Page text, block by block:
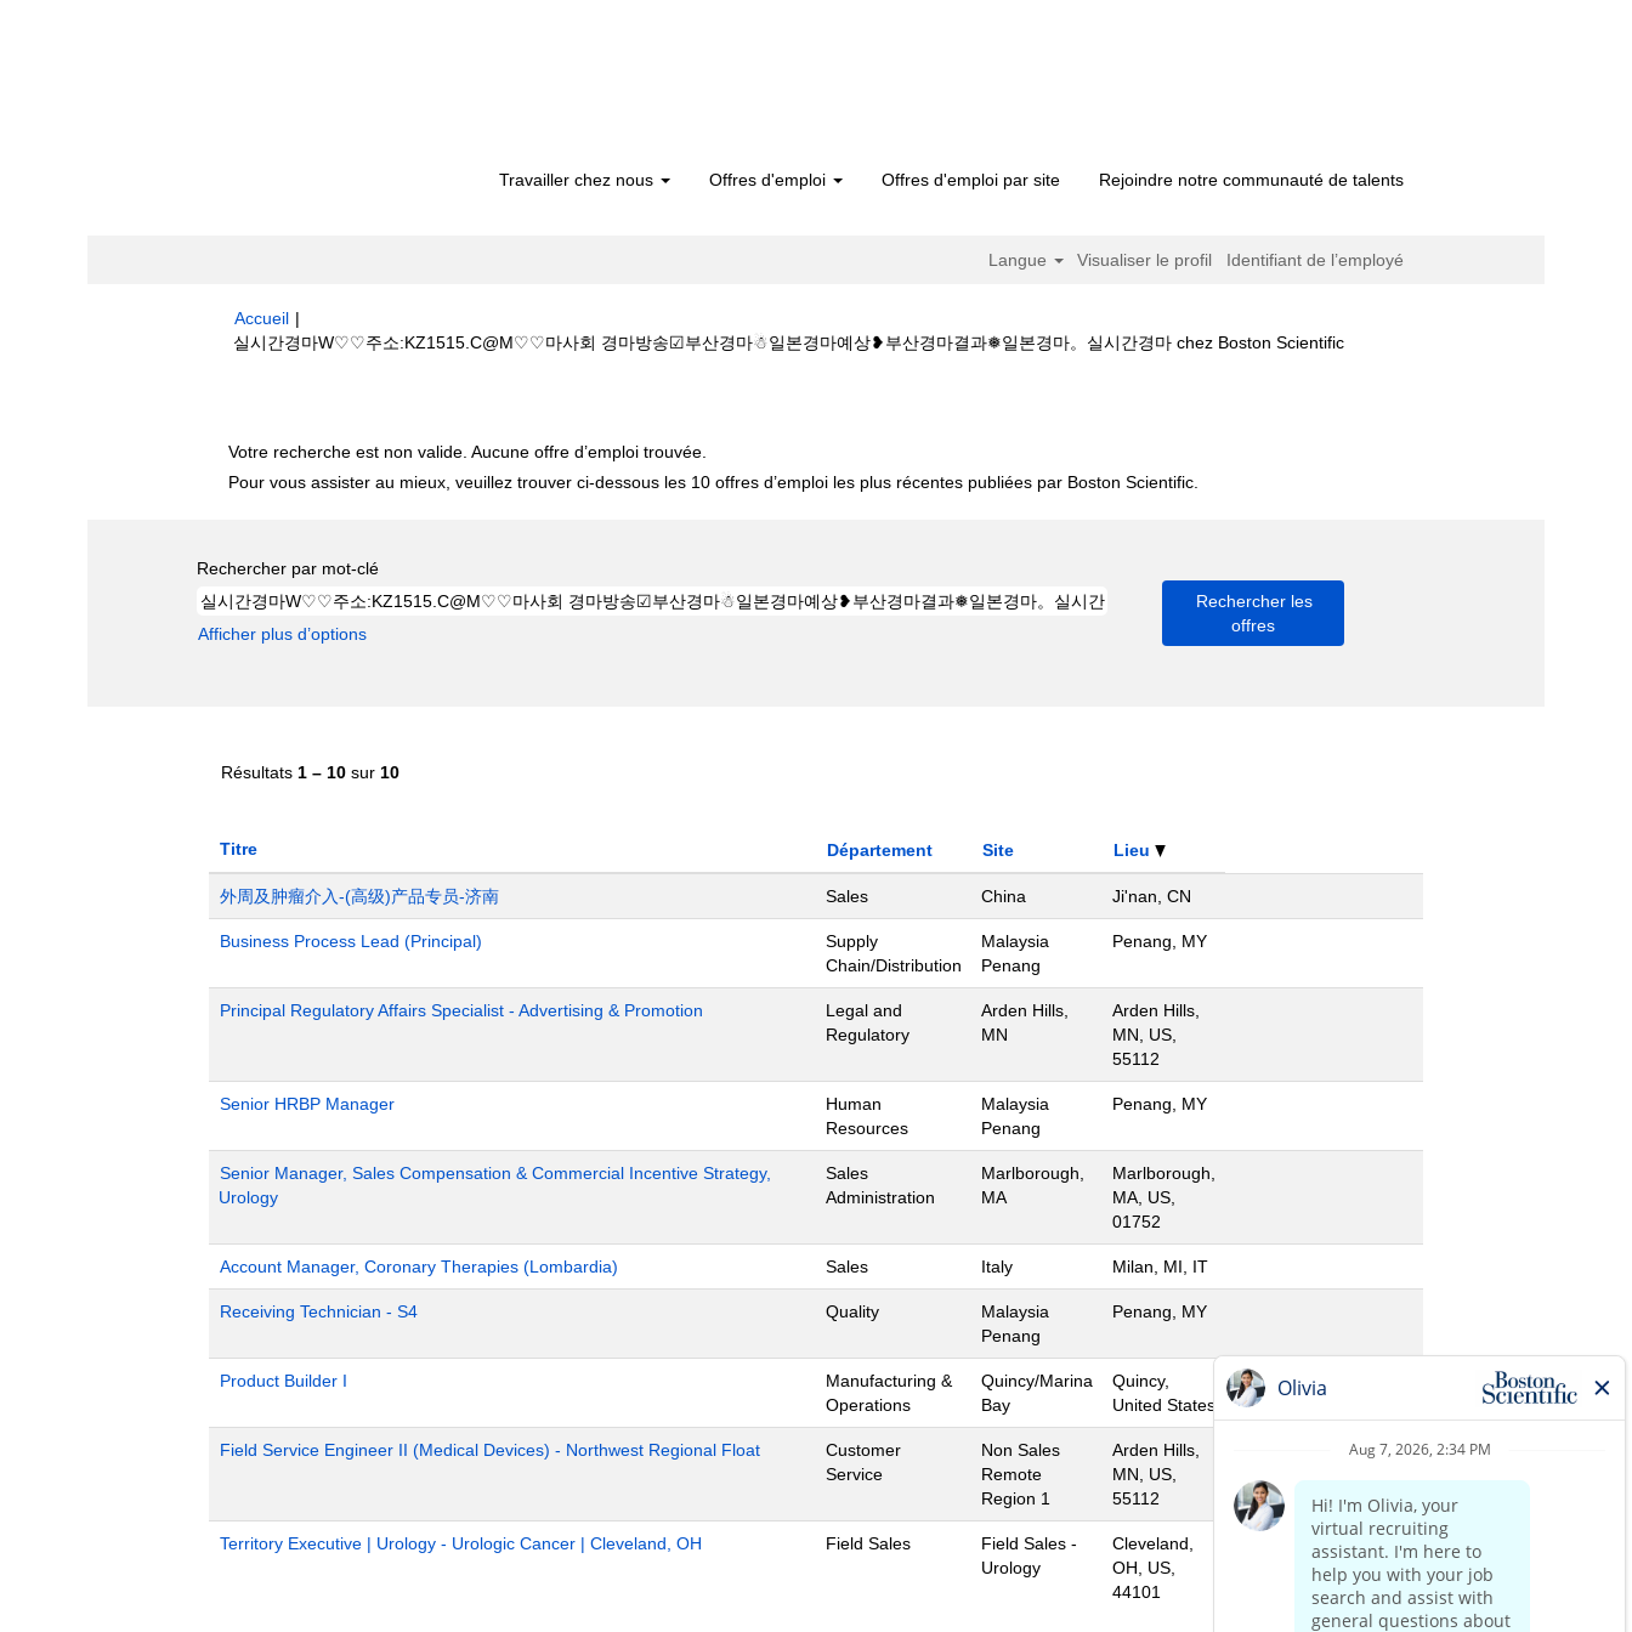
Travailler chez nous Offres d'emploi Offres d'emploi par site Rejoindre notre communauté de talents
Langue Visualiser le profil Identifiant de l’employé
Accueil |
실시간경마W♡♡주소:KZ1515.C@M♡♡마사회 경마방송☑부산경마☃일본경마예상❥부산경마결과❅일본경마。실시간경마 chez Boston Scientific(page
Votre recherche est non valide. Aucune offre d’emploi trouvée.
Pour vous assister au mieux, veuillez trouver ci-dessous les 10 offres d’emploi les plus récentes publiées par Boston Scientific.
Rechercher par mot-clé
Afficher plus d’options
Résultats 1 – 10 sur 10
Titre Département Site Lieu
外周及肿瘤介入-(高级)产品专员-济南 Sales China Ji'nan, CN
Business Process Lead (Principal)
Supply
Chain/Distribution
Malaysia
Penang
Penang, MY
Principal Regulatory Affairs Specialist - Advertising & Promotion
Legal and
Regulatory
Arden Hills,
MN
Arden Hills,
MN, US,
55112
Senior HRBP Manager
Human
Resources
Malaysia
Penang
Penang, MY
Senior Manager, Sales Compensation & Commercial Incentive Strategy,
Urology
Sales
Administration
Marlborough,
MA
Marlborough,
MA, US,
01752
Account Manager, Coronary Therapies (Lombardia) Sales Italy Milan, MI, IT
Receiving Technician - S4 Quality
Malaysia
Penang
Penang, MY
Product Builder I
Manufacturing &
Operations
Quincy/Marina
Bay
Quincy,
United States
Field Service Engineer II (Medical Devices) - Northwest Regional Float
Customer
Service
Non Sales
Remote
Region 1
Arden Hills,
MN, US,
55112
Territory Executive | Urology - Urologic Cancer | Cleveland, OH Field Sales
Field Sales -
Urology
Cleveland,
OH, US,
44101